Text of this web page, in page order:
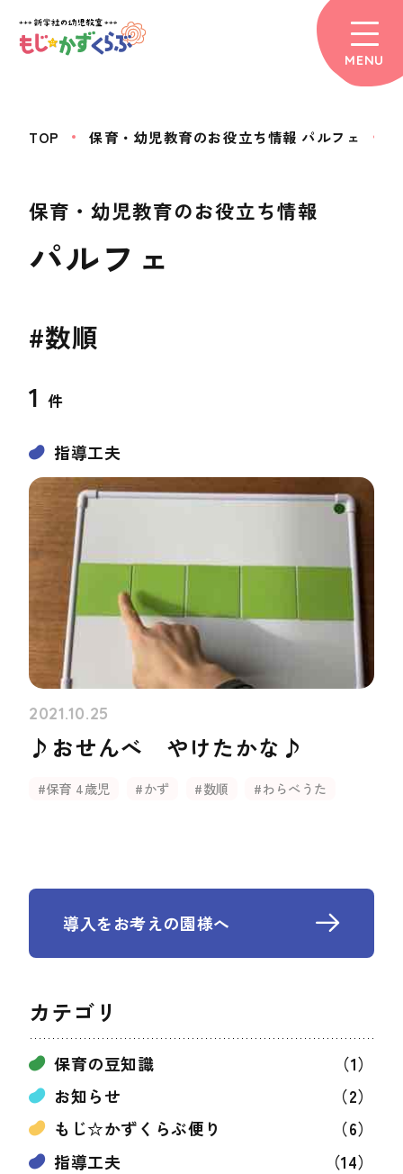
MENU
TOP 保育・幼児教育のお役立ち情報 パルフェ
保育・幼児教育のお役立ち情報
パルフェ
#数順
1 件
指導工夫
2021.10.25
♪おせんべ やけたかな♪
#保育 4歳児 #かず #数順 #わらべうた
導入をお考えの園様へ
カテゴリ
保育の豆知識
（1）
お知らせ
（2）
もじ☆かずくらぶ便り
（6）
指導工夫
（14）